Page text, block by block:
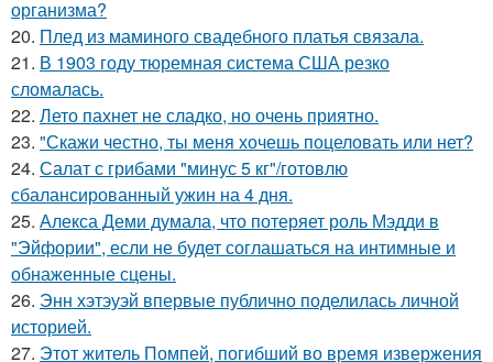
организма?
20. Плед из маминого свадебного платья связала.
21. В 1903 году тюремная система США резко
сломалась.
22. Лето пахнет не сладко, но очень приятно.
23. "Скажи честно, ты меня хочешь поцеловать или нет?
24. Салат с грибами "минус 5 кг"/готовлю
сбалансированный ужин на 4 дня.
25. Алекса Деми думала, что потеряет роль Мэдди в
"Эйфории", если не будет соглашаться на интимные и
обнаженные сцены.
26. Энн хэтэуэй впервые публично поделилась личной
историей.
27. Этот житель Помпей, погибший во время извержения